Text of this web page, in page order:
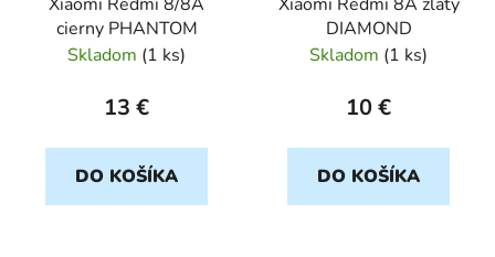
cierny PHANTOM
Skladom (1 ks)
13 €
DO KOŠÍKA
DIAMOND
Skladom (1 ks)
10 €
DO KOŠÍKA